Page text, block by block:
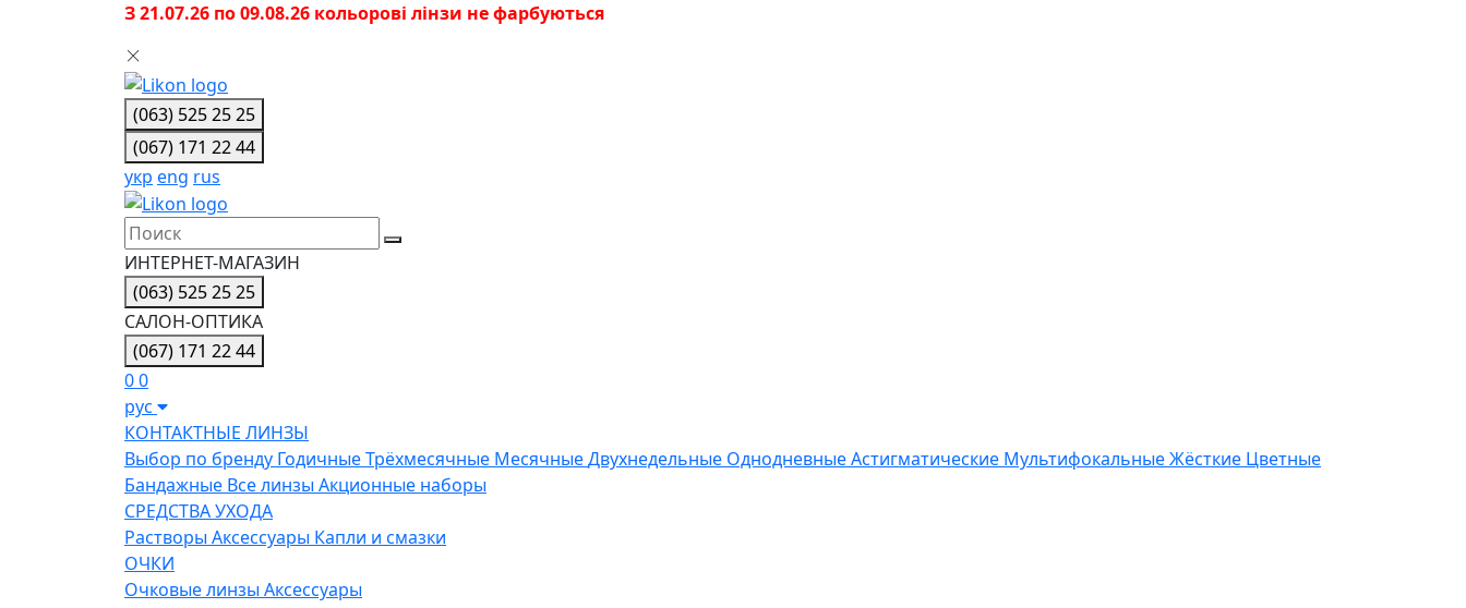
З 21.07.26 по 09.08.26 кольорові лінзи не фарбуються
(063) 525 25 25
(067) 171 22 44
укр eng rus
ИНТЕРНЕТ-МАГАЗИН
(063) 525 25 25
САЛОН-ОПТИКА
(067) 171 22 44
00
рус
КОНТАКТНЫЕ ЛИНЗЫ
Выбор по бренду ГодичныеТрёхмесячные МесячныеДвухнедельные ОднодневныеАстигматические МультифокальныеЖёсткие Цветные
Бандажные Все линзы Акционные наборы
СРЕДСТВА УХОДА
Растворы Аксессуары Капли и смазки
ОЧКИ
Очковые линзы Аксессуары